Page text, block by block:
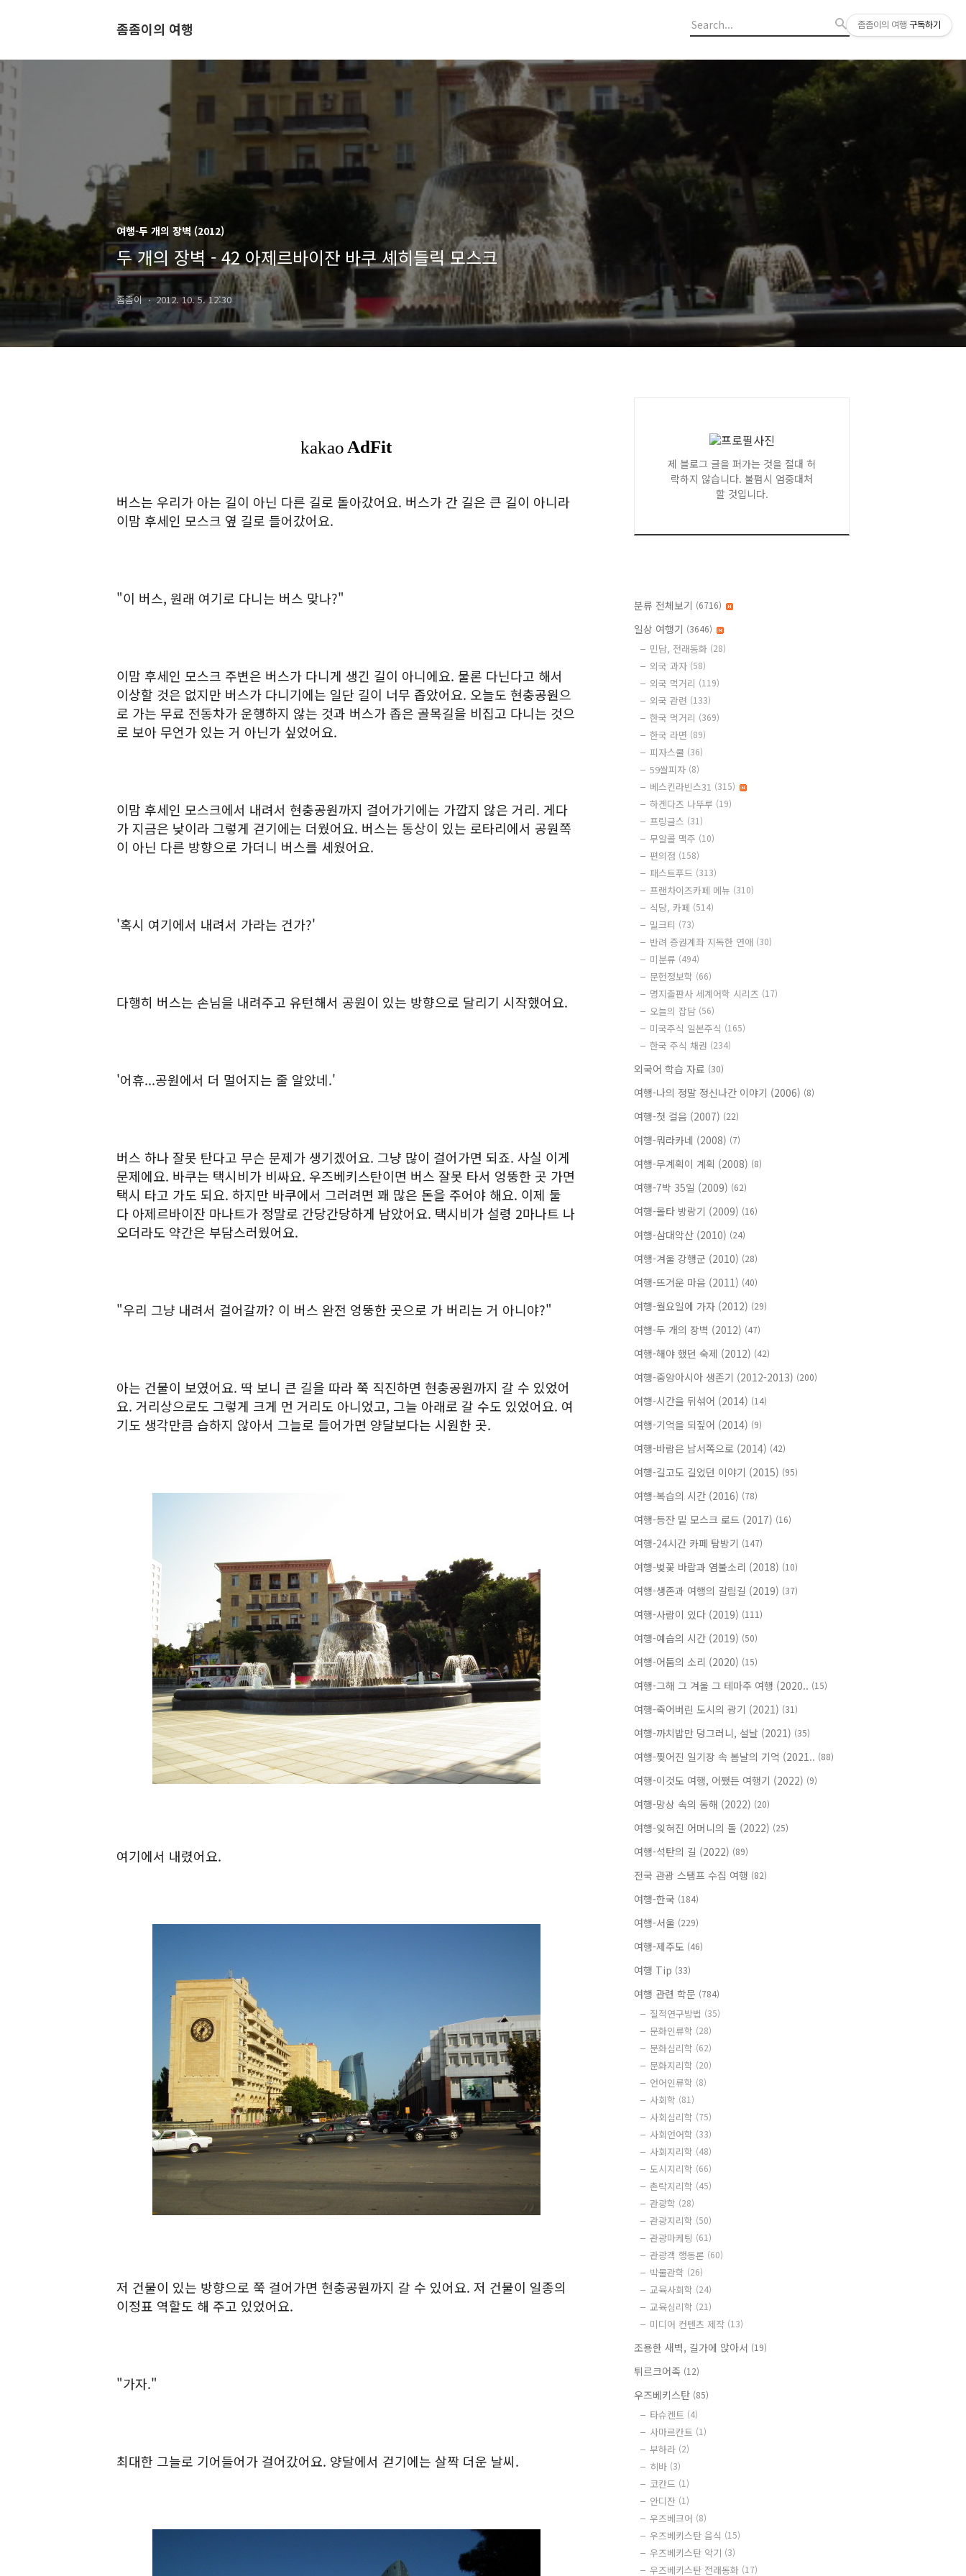
좀좀이의 여행
여행-두 개의 장벽 (2012)
두 개의 장벽 - 42 아제르바이잔 바쿠 셰히들릭 모스크
좀좀이 2012. 10. 5. 12:30
버스는 우리가 아는 길이 아닌 다른 길로 돌아갔어요. 버스가 간 길은 큰 길이 아니라
이맘 후세인 모스크 옆 길로 들어갔어요.
"이 버스, 원래 여기로 다니는 버스 맞나?"
이맘 후세인 모스크 주변은 버스가 다니게 생긴 길이 아니에요. 물론 다닌다고 해서
이상할 것은 없지만 버스가 다니기에는 일단 길이 너무 좁았어요. 오늘도 현충공원으
로 가는 무료 전동차가 운행하지 않는 것과 버스가 좁은 골목길을 비집고 다니는 것으
로 보아 무언가 있는 거 아닌가 싶었어요.
이맘 후세인 모스크에서 내려서 현충공원까지 걸어가기에는 가깝지 않은 거리. 게다
가 지금은 낮이라 그렇게 걷기에는 더웠어요. 버스는 동상이 있는 로타리에서 공원쪽
이 아닌 다른 방향으로 가더니 버스를 세웠어요.
'혹시 여기에서 내려서 가라는 건가?'
다행히 버스는 손님을 내려주고 유턴해서 공원이 있는 방향으로 달리기 시작했어요.
'어휴...공원에서 더 멀어지는 줄 알았네.'
버스 하나 잘못 탄다고 무슨 문제가 생기겠어요. 그냥 많이 걸어가면 되죠. 사실 이게
문제에요. 바쿠는 택시비가 비싸요. 우즈베키스탄이면 버스 잘못 타서 엉뚱한 곳 가면
택시 타고 가도 되요. 하지만 바쿠에서 그러려면 꽤 많은 돈을 주어야 해요. 이제 둘
다 아제르바이잔 마나트가 정말로 간당간당하게 남았어요. 택시비가 설령 2마나트 나
오더라도 약간은 부담스러웠어요.
"우리 그냥 내려서 걸어갈까? 이 버스 완전 엉뚱한 곳으로 가 버리는 거 아니야?"
아는 건물이 보였어요. 딱 보니 큰 길을 따라 쭉 직진하면 현충공원까지 갈 수 있었어
요. 거리상으로도 그렇게 크게 먼 거리도 아니었고, 그늘 아래로 갈 수도 있었어요. 여
기도 생각만큼 습하지 않아서 그늘로 들어가면 양달보다는 시원한 곳.
여기에서 내렸어요.
저 건물이 있는 방향으로 쭉 걸어가면 현충공원까지 갈 수 있어요. 저 건물이 일종의
이정표 역할도 해 주고 있었어요.
"가자."
최대한 그늘로 기어들어가 걸어갔어요. 양달에서 걷기에는 살짝 더운 날씨.
제 블로그 글을 퍼가는 것을 절대 허
락하지 않습니다. 불펌시 엄중대처
할 것입니다.
분류 전체보기 (6716)
일상 여행기 (3646)
민담, 전래동화 (28)
외국 과자 (58)
외국 먹거리 (119)
외국 관련 (133)
한국 먹거리 (369)
한국 라면 (89)
피자스쿨 (36)
59쌀피자 (8)
베스킨라빈스31 (315)
하겐다즈 나뚜루 (19)
프링글스 (31)
무알콜 맥주 (10)
편의점 (158)
패스트푸드 (313)
프랜차이즈카페 메뉴 (310)
식당, 카페 (514)
밀크티 (73)
반려 증권계좌 지독한 연애 (30)
미분류 (494)
문헌정보학 (66)
명지출판사 세계어학 시리즈 (17)
오늘의 잡담 (56)
미국주식 일본주식 (165)
한국 주식 채권 (234)
외국어 학습 자료 (30)
여행-나의 정말 정신나간 이야기 (2006) (8)
여행-첫 걸음 (2007) (22)
여행-뭐라카네 (2008) (7)
여행-무계획이 계획 (2008) (8)
여행-7박 35일 (2009) (62)
여행-몰타 방랑기 (2009) (16)
여행-삼대악산 (2010) (24)
여행-겨울 강행군 (2010) (28)
여행-뜨거운 마음 (2011) (40)
여행-월요일에 가자 (2012) (29)
여행-두 개의 장벽 (2012) (47)
여행-해야 했던 숙제 (2012) (42)
여행-중앙아시아 생존기 (2012-2013) (200)
여행-시간을 뒤섞어 (2014) (14)
여행-기억을 되짚어 (2014) (9)
여행-바람은 남서쪽으로 (2014) (42)
여행-길고도 길었던 이야기 (2015) (95)
여행-복습의 시간 (2016) (78)
여행-등잔 밑 모스크 로드 (2017) (16)
여행-24시간 카페 탐방기 (147)
여행-벚꽃 바람과 염불소리 (2018) (10)
여행-생존과 여행의 갈림길 (2019) (37)
여행-사람이 있다 (2019) (111)
여행-예습의 시간 (2019) (50)
여행-어둠의 소리 (2020) (15)
여행-그해 그 겨울 그 테마주 여행 (2020.. (15)
여행-죽어버린 도시의 광기 (2021) (31)
여행-까치밥만 덩그러니, 설날 (2021) (35)
여행-찢어진 일기장 속 봄날의 기억 (2021.. (88)
여행-이것도 여행, 어쨌든 여행기 (2022) (9)
여행-망상 속의 동해 (2022) (20)
여행-잊혀진 어머니의 돌 (2022) (25)
여행-석탄의 길 (2022) (89)
전국 관광 스탬프 수집 여행 (82)
여행-한국 (184)
여행-서울 (229)
여행-제주도 (46)
여행 Tip (33)
여행 관련 학문 (784)
질적연구방법 (35)
문화인류학 (28)
문화심리학 (62)
문화지리학 (20)
언어인류학 (8)
사회학 (81)
사회심리학 (75)
사회언어학 (33)
사회지리학 (48)
도시지리학 (66)
촌락지리학 (45)
관광학 (28)
관광지리학 (50)
관광마케팅 (61)
관광객 행동론 (60)
박물관학 (26)
교육사회학 (24)
교육심리학 (21)
미디어 컨텐츠 제작 (13)
조용한 새벽, 길가에 앉아서 (19)
튀르크어족 (12)
우즈베키스탄 (85)
타슈켄트 (4)
사마르칸트 (1)
부하라 (2)
히바 (3)
코칸드 (1)
안디잔 (1)
우즈베크어 (8)
우즈베키스탄 음식 (15)
우즈베키스탄 악기 (3)
우즈베키스탄 전래동화 (17)
좀좀이의 여행 구독하기